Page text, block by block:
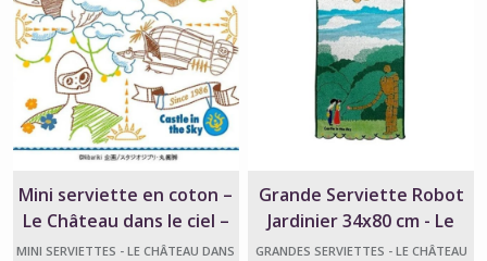
Mini serviette en coton –
Le Château dans le ciel –
Ghibli
MINI SERVIETTES - LE CHÂTEAU DANS
Grande Serviette Robot
Jardinier 34x80 cm - Le
Château dans le ciel
GRANDES SERVIETTES - LE CHÂTEAU